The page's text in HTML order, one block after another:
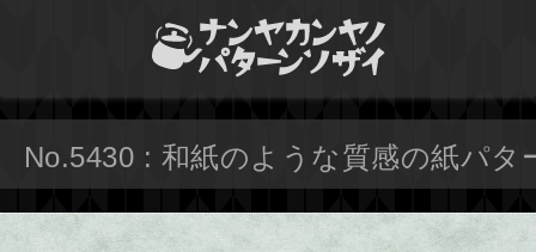
No.5430 : 和紙のような質感の紙パタ